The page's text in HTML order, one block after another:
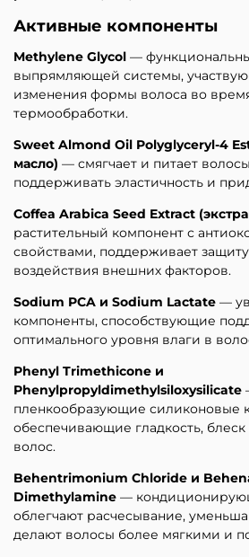
Активные компоненты
Methylene Glycol —
выпрямляющей системы,
изменения формы волоса во
термообработки.
Sweet Almond Oil Polyglyceryl-4
масло) — смягчает и питает
поддерживать эластичность и
Coffea Arabica Seed Extract
растительный компонент с
свойствами, поддерживает
воздействия внешних факторов.
Sodium PCA и Sodium Lactate —
компоненты, способствующие
оптимального уровня влаги в
Phenyl Trimethicone и
Phenylpropyldimethylsiloxysilicate
пленкообразующие силиконовые
обеспечивающие гладкость,
волос.
Behentrimonium Chloride и
Dimethylamine —
облегчают расчесывание,
делают волосы более мягкими и